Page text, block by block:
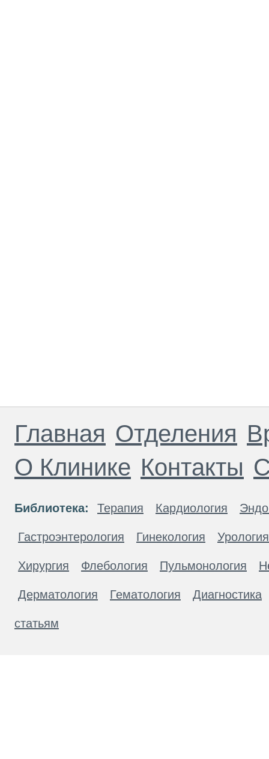
Главная Отделения
О Клинике Контакты
Библиотека: Терапия Кардиология
Гастроэнтерология Гинекология Урология
Хирургия Флебология Пульмонология
Дерматология Гематология Диагностика
статьям